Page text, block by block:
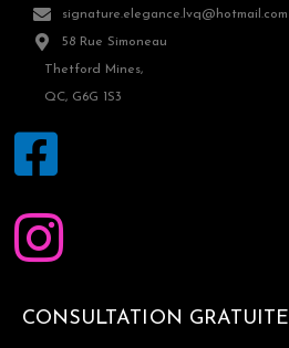
signature.elegance.lvq@hotmail.com
58 Rue Simoneau
Thetford Mines,
QC, G6G 1S3
CONSULTATION GRATUITE